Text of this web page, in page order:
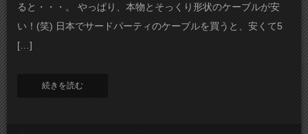
ると・・・。 やっぱり、本物とそっくり形状のケーブルが安
い！(笑) 日本でサードパーティのケーブルを買うと、安くて5
[…]
続きを読む